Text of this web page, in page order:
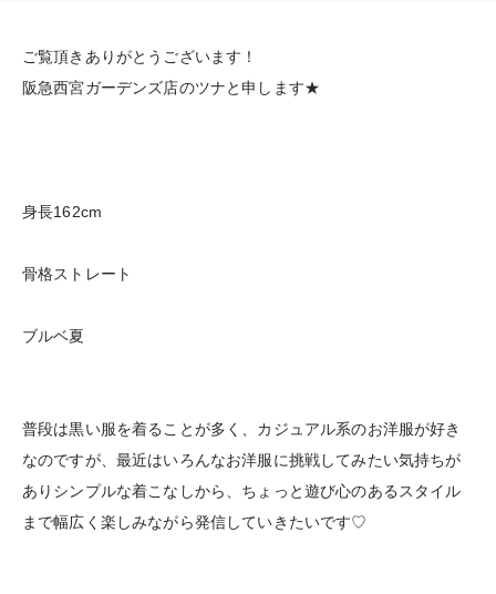
ご覧頂きありがとうございます！
阪急西宮ガーデンズ店のツナと申します★
身長162cm
骨格ストレート
ブルベ夏
普段は黒い服を着ることが多く、カジュアル系のお洋服が好き
なのですが、最近はいろんなお洋服に挑戦してみたい気持ちが
ありシンプルな着こなしから、ちょっと遊び心のあるスタイル
まで幅広く楽しみながら発信していきたいです♡